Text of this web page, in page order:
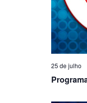
25 de julho